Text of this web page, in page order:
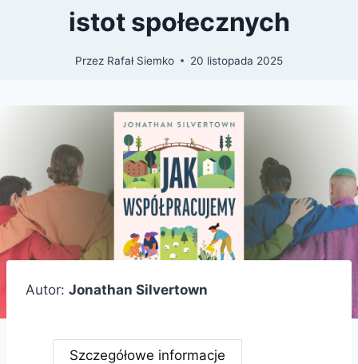
istot społecznych
Przez Rafał Siemko 20 listopada 2025
Autor: Jonathan Silvertown
Szczegółowe informacje